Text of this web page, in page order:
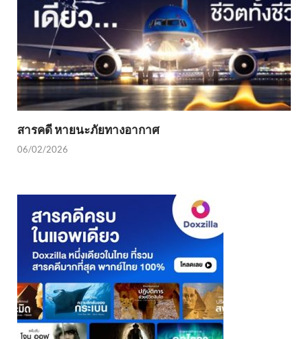
สารคดี หายนะภัยทางอากาศ
06/02/2026